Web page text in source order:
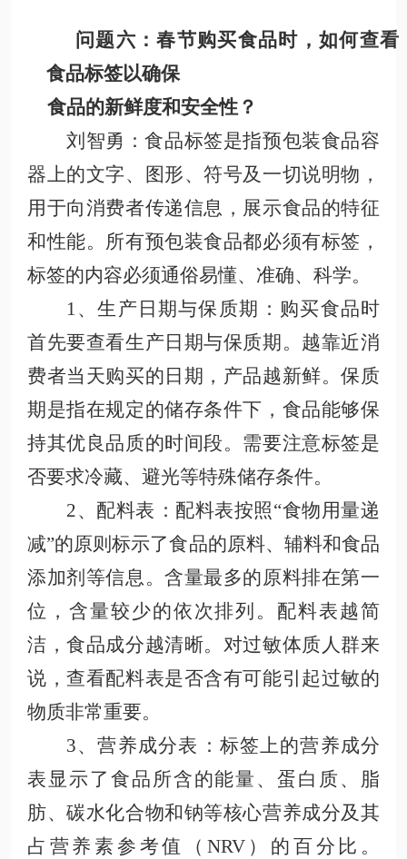
问题六：春节购买食品时，如何查看
食品标签以确保
食品的新鲜度和安全性？
刘智勇 ：食品标签是指预包装食品容
器上的文字、图形、符号及一切说明物，
用于向消费者传递信息，展示食品的特征
和性能。所有预包装食品都必须有标签，
标签的内容必须通俗易懂、准确、科学。
1、生产日期与保质期 ：购买食品时
首先要查看生产日期与保质期。越靠近消
费者当天购买的日期，产品越新鲜。保质
期是指在规定的储存条件下，食品能够保
持其优良品质的时间段。需要注意标签是
否要求冷藏、避光等特殊储存条件。
2、配料表 ：配料表按照“食物用量递
减”的原则标示了食品的原料、辅料和食品
添加剂等信息。含量最多的原料排在第一
位，含量较少的依次排列。配料表越简
洁，食品成分越清晰。对过敏体质人群来
说，查看配料表是否含有可能引起过敏的
物质非常重要。
3、营养成分表 ：标签上的营养成分
表显示了食品所含的能量、蛋白质、脂
肪、碳水化合物和钠等核心营养成分及其
占营养素参考值（ NRV）的百分比。